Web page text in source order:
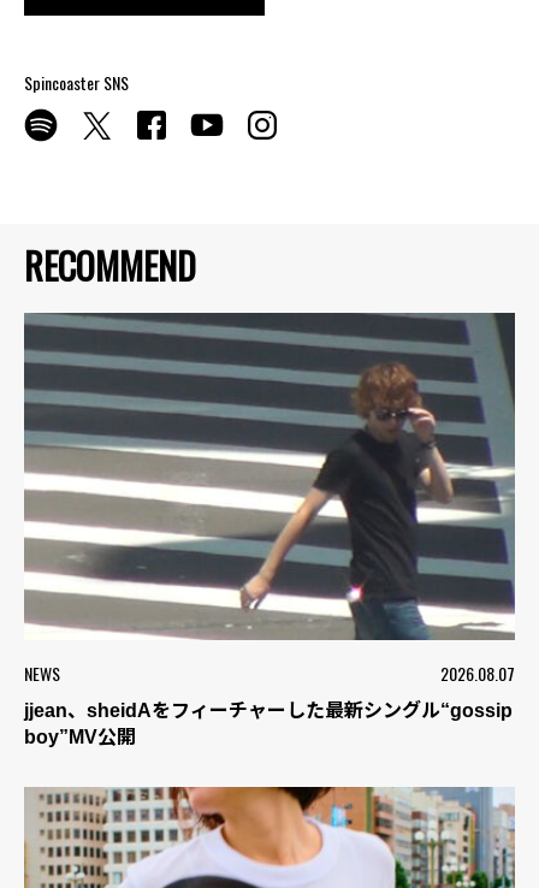
RECOMMEND
NEWS 2026.08.07
jjean、sheidAをフィーチャーした最新シングル“gossip
boy”MV公開
Spincoaster SNS